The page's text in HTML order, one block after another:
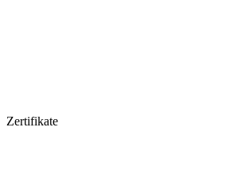
Zertifikate